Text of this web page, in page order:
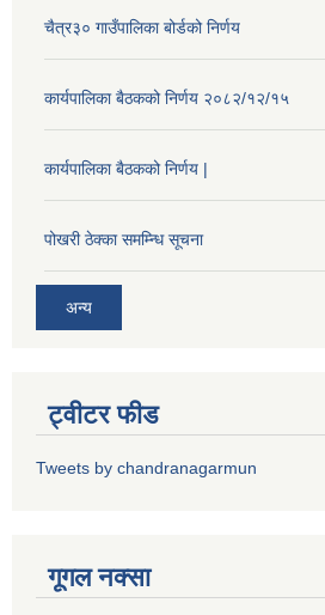
चैत्र३० गाउँपालिका बोर्डको निर्णय
कार्यपालिका बैठकको निर्णय २०८२/१२/१५
कार्यपालिका बैठकको निर्णय |
पोखरी ठेक्का समम्न्धि सूचना
अन्य
ट्वीटर फीड
Tweets by chandranagarmun
गूगल नक्सा